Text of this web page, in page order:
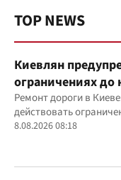
TOP NEWS
Киевлян
ограничениях до
Ремонт дороги в
действовать
8.08.2026 08:18